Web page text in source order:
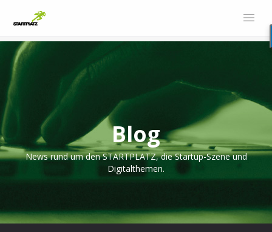
Blog
News rund um den STARTPLATZ, die Startup-Szene und
Digitalthemen.